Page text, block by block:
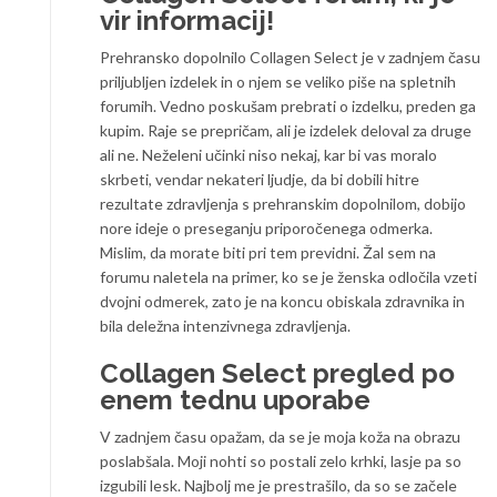
vir informacij!
Prehransko dopolnilo Collagen Select je v zadnjem času
priljubljen izdelek in o njem se veliko piše na spletnih
forumih. Vedno poskušam prebrati o izdelku, preden ga
kupim. Raje se prepričam, ali je izdelek deloval za druge
ali ne. Neželeni učinki niso nekaj, kar bi vas moralo
skrbeti, vendar nekateri ljudje, da bi dobili hitre
rezultate zdravljenja s prehranskim dopolnilom, dobijo
nore ideje o preseganju priporočenega odmerka.
Mislim, da morate biti pri tem previdni. Žal sem na
forumu naletela na primer, ko se je ženska odločila vzeti
dvojni odmerek, zato je na koncu obiskala zdravnika in
bila deležna intenzivnega zdravljenja.
Collagen Select pregled po
enem tednu uporabe
V zadnjem času opažam, da se je moja koža na obrazu
poslabšala. Moji nohti so postali zelo krhki, lasje pa so
izgubili lesk. Najbolj me je prestrašilo, da so se začele